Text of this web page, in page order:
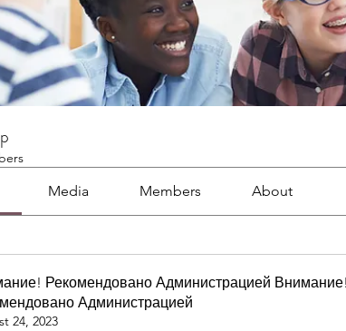
Media Members About
Рекомендовано Администрацией
Рекомендовано Администрацией Внимание!
Администрацией
24, 2023